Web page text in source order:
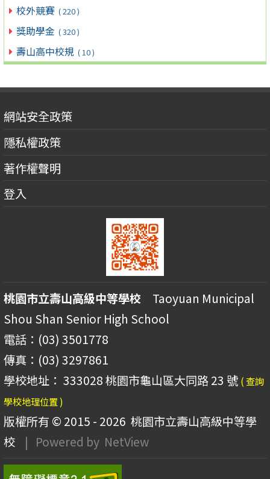
校外競賽 ( 220 )
獎助學金 ( 320 )
壽山高中校規 ( 10 )
網站安全政策
隱私權政策
著作權聲明
登入
桃園市立壽山高級中等學校 Taoyuan Municipal
Shou Shan Senior High School
電話：(03) 3501778
傳真：(03) 3297861
學校地址： 333028 桃園市龜山區大同路 23 號 ( 查詢
學校地理位置 )
版權所有 © 2015 - 2026 桃園市立壽山高級中等學
校
| Powered by NetView